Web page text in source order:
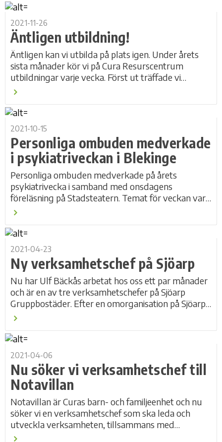
2021-11-26
Äntligen utbildning!
Äntligen kan vi utbilda på plats igen. Under årets
sista månader kör vi på Cura Resurscentrum
utbildningar varje vecka. Först ut träffade vi
medarbetare inom verksamheten för Omsorg och...
2021-10-15
Personliga ombuden medverkade
i psykiatriveckan i Blekinge
Personliga ombuden medverkade på årets
psykiatrivecka i samband med onsdagens
föreläsning på Stadsteatern. Temat för veckan var
Livets berg- och dalbana. Under psykiatriveckan
2021-04-23
Ny verksamhetschef på Sjöarp
Nu har Ulf Bäckås arbetat hos oss ett par månader
och är en av tre verksamhetschefer på Sjöarp
Gruppbostäder. Efter en omorganisation på Sjöarp
har vi valt att satsa ännu mer på det nära...
2021-04-06
Nu söker vi verksamhetschef till
Notavillan
Notavillan är Curas barn- och familjeenhet och nu
söker vi en verksamhetschef som ska leda och
utveckla verksamheten, tillsammans med
biträdande verksamhetschef och medarbetare. Läs